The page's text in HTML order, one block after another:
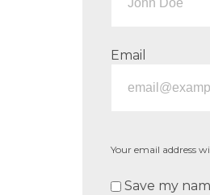
Email
Your email address
Save my